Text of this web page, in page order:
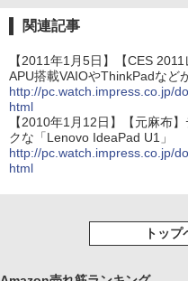
関連記事
【2011年1月5日】【CES
APU搭載VAIOやThinkPadなど
http://pc.watch.impress.co.jp/
html
【2010年1月12日】【元麻布
クな「Lenovo IdeaPad U1」
http://pc.watch.impress.co.jp/
html
トッ